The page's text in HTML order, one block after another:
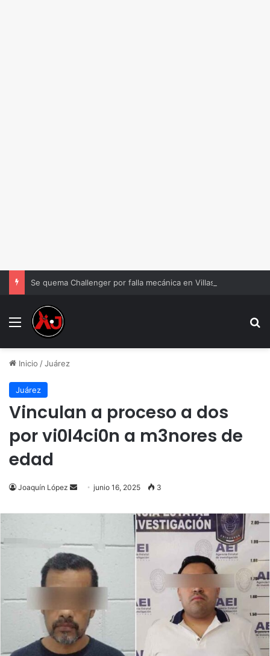
Se quema Challenger por falla mecánica en Villas del Sur
Menu
Inicio /Juárez
Juárez
Vinculan a proceso a dos
por vi0l4ci0n a m3nores de
edad
Joaquín López
Send
email
junio 16, 2025 3